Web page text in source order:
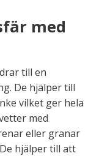
med
till en
De hjälper till
vilket ger hela
med
eller granar
hjälper till att